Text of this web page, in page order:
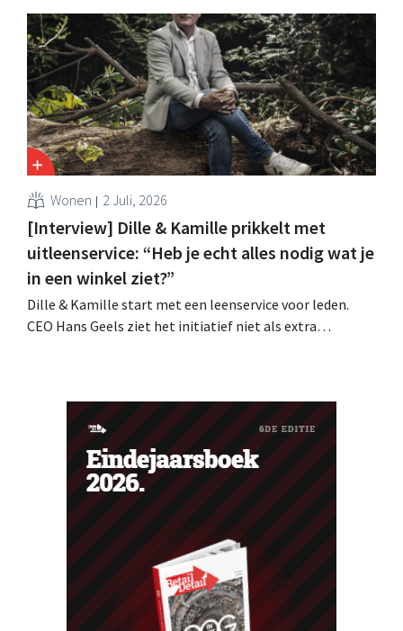
unique groeit het merk opnieuw en mikt het op
aanwezigheid in veertien Europese landen.
Wonen 2 Juli, 2026
[Interview] Dille & Kamille prikkelt met
uitleenservice: “Heb je echt alles nodig wat je
in een winkel ziet?”
Dille & Kamille start met een leenservice voor leden.
CEO Hans Geels ziet het initiatief niet als extra